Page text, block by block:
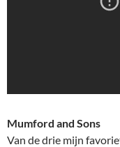
Mumford and Sons
Van de drie mijn